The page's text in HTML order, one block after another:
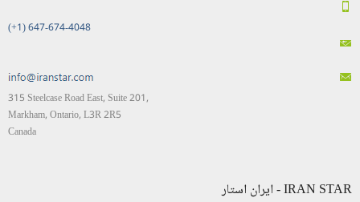
(+1) 647-674-4048
315 Steelcase Road East, Suite 201,
Markham, Ontario, L3R 2R5
Canada
IRAN STAR - ایران استار